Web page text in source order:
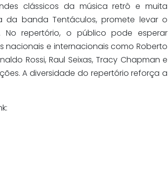
clássicos da música retrô e muita
banda Tentáculos, promete levar o
repertório, o público pode esperar
e internacionais como Roberto
Rossi, Raul Seixas, Tracy Chapman e
A diversidade do repertório reforça a